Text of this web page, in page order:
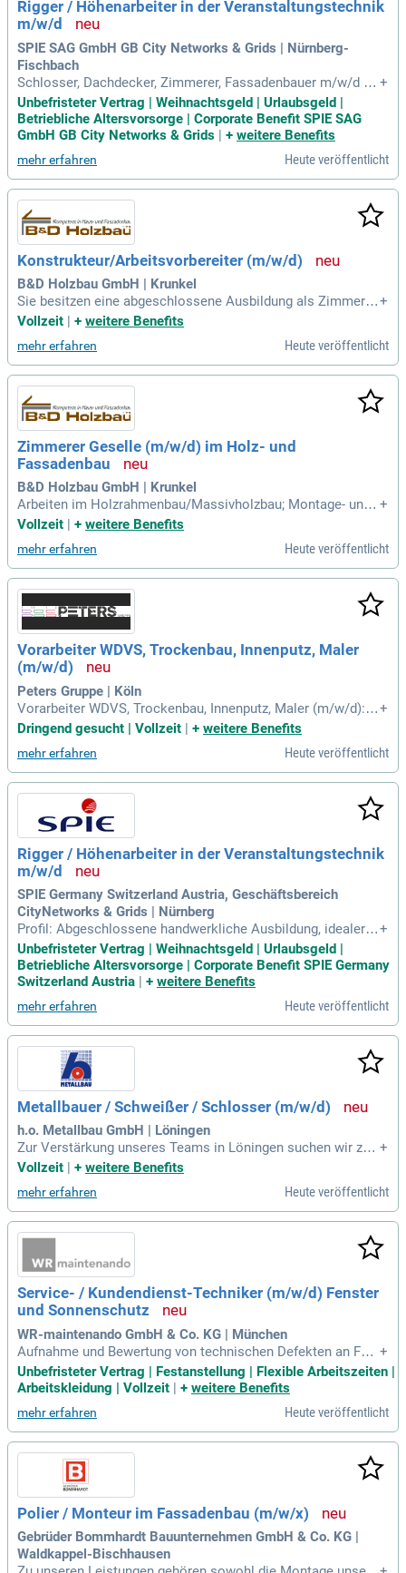
Rigger / Höhenarbeiter in der Veranstaltungstechnik
m/w/d
SPIE SAG GmbH GB City Networks & Grids | Nürnberg-
Fischbach
Schlosser, Dachdecker, Zimmerer, Fassadenbauer m/w/d od
er Veranstaltungstechniker m/w/d; Hohes Verantwortungsb
ewusstsein, Zuverlässigkeit sowie eine ausgeprägte Komm
unikations- und Teamfähigkeit; Deutschkenntnisse mindest
ens B1, idealerweise mit Englischkenntnissen
+
Unbefristeter Vertrag | Weihnachtsgeld | Urlaubsgeld |
Betriebliche Altersvorsorge | Corporate Benefit SPIE SAG
GmbH GB City Networks & Grids | + weitere Benefits
mehr erfahren Heute veröffentlicht
Konstrukteur/Arbeitsvorbereiter (m/w/d)
B&D Holzbau GmbH | Krunkel
Sie besitzen eine abgeschlossene Ausbildung als Zimmere
r/Zimmererin oder Fassadenbauer/Fassadenbauerin. Sie arb
ivation. Sie sind handwerklich vielseitig und lernfähig.
+
Vollzeit | + weitere Benefits
mehr erfahren Heute veröffentlicht
Zimmerer Geselle (m/w/d) im Holz- und
Fassadenbau
B&D Holzbau GmbH | Krunkel
Arbeiten im Holzrahmenbau/Massivholzbau; Montage- und
Zuschnittarbeiten im Fassadenbau. Sie besitzen eine abges
adenbauer/Fassadenbauerin.
+
Vollzeit
+ weitere Benefits
mehr erfahren Heute veröffentlicht
Vorarbeiter WDVS, Trockenbau, Innenputz, Maler
(m/w/d)
Peters Gruppe | Köln
Vorarbeiter WDVS, Trockenbau, Innenputz, Maler (m/w/d):
Malerarbeiten im Innen- und Außenbereich; Fassadenarbeite
n; Innenputz-, Außenputz- und Trockenbauarbeiten; Bodenleg
erarbeiten; Handwerkliche Allroundfähigkeiten.
+
Dringend gesucht | Vollzeit | + weitere Benefits
mehr erfahren Heute veröffentlicht
Rigger / Höhenarbeiter in der Veranstaltungstechnik
m/w/d
SPIE Germany Switzerland Austria, Geschäftsbereich
CityNetworks & Grids | Nürnberg
Profil: Abgeschlossene handwerkliche Ausbildung, idealerw
eise als Gerüstbauer, Schlosser, Dachdecker, Zimmerer, Fas
sadenbauer m/w/d oder Veranstaltungstechniker m/w/d; H
ohes Verantwortungsbewusstsein, Zuverlässigkeit sowie ei
+
Unbefristeter Vertrag | Weihnachtsgeld | Urlaubsgeld |
Betriebliche Altersvorsorge | Corporate Benefit SPIE Germany
Switzerland Austria | + weitere Benefits
mehr erfahren Heute veröffentlicht
Metallbauer / Schweißer / Schlosser (m/w/d)
h.o. Metallbau GmbH | Löningen
Zur Verstärkung unseres Teams in Löningen suchen wir zu
m nächstmöglichen Zeitpunkt einen Metallbauer / Schweiß
ontage von Fassaden, Treppen, Geländern, Handläufen und R
ampen etc.
+
Vollzeit
+ weitere Benefits
mehr erfahren Heute veröffentlicht
Service- / Kundendienst-Techniker (m/w/d) Fenster
und Sonnenschutz
WR-maintenando GmbH & Co. KG | München
Aufnahme und Bewertung von technischen Defekten an Fen
stern, Fassaden und Sonnenschutzanlagen; Instandsetzung
und Wartung von Fassadenfenstern, Türen und Sonnenschut
zsystemen; Eigenverantwortliche Durchführung von Servic
e‑, Wartungs‑ und Instandsetzungsarbeiten
+
Unbefristeter Vertrag | Festanstellung | Flexible Arbeitszeiten |
Arbeitskleidung | Vollzeit | + weitere Benefits
mehr erfahren Heute veröffentlicht
Polier / Monteur im Fassadenbau (m/w/x)
Gebrüder Bommhardt Bauunternehmen GmbH & Co. KG |
Waldkappel-Bischhausen